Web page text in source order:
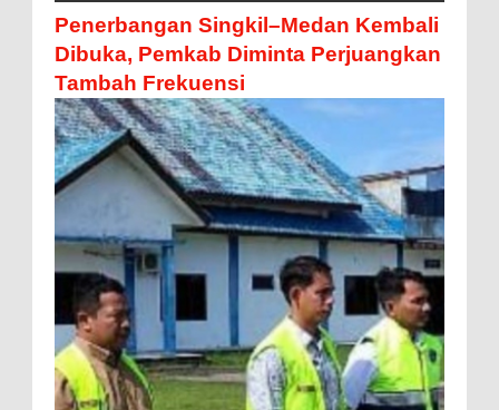
Penerbangan Singkil–Medan Kembali
Dibuka, Pemkab Diminta Perjuangkan
Tambah Frekuensi